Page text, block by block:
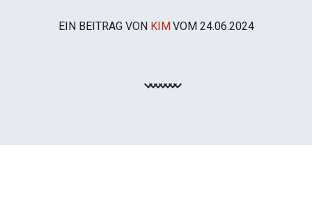
EIN BEITRAG VON KIMVOM 24.06.2024